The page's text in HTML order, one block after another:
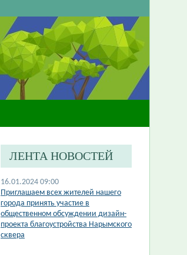
ЛЕНТА НОВОСТЕЙ
16.01.2024 09:00
Приглашаем всех жителей нашего
города принять участие в
общественном обсуждении дизайн-
проекта благоустройства Нарымского
сквера